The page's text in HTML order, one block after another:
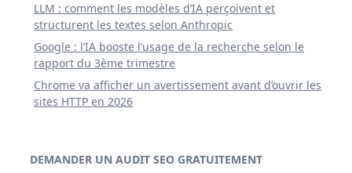
LLM : comment les modèles d’IA perçoivent et
structurent les textes selon Anthropic
Google : l’IA booste l’usage de la recherche selon le
rapport du 3ème trimestre
Chrome va afficher un avertissement avant d’ouvrir les
sites HTTP en 2026
DEMANDER UN AUDIT SEO GRATUITEMENT